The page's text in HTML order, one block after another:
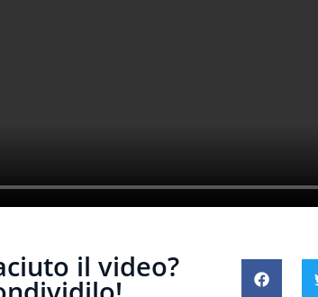
il video?